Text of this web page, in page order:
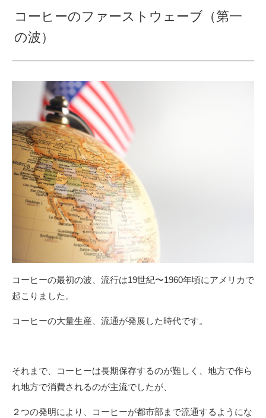
コーヒーのファーストウェーブ（第一
の波）
コーヒーの最初の波、流行は19世紀〜1960年頃にアメリカで
起こりました。
コーヒーの大量生産、流通が発展した時代です。
それまで、コーヒーは長期保存するのが難しく、地方で作ら
れ地方で消費されるのが主流でしたが、
２つの発明により、コーヒーが都市部まで流通するようにな